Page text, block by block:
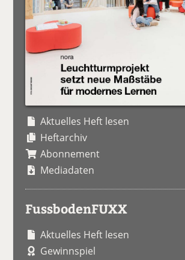
Aktuelles Heft lesen
Heftarchiv
Abonnement
Mediadaten
FussbodenFUXX
Aktuelles Heft lesen
Gewinnspiel